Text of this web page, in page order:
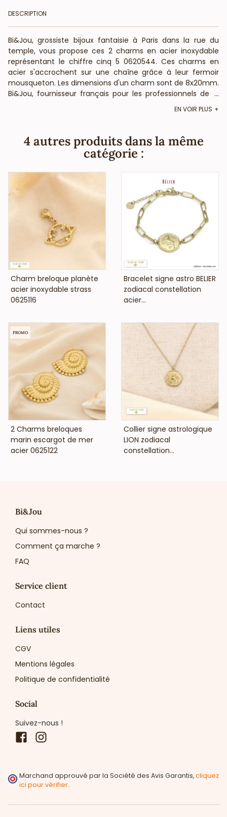
DESCRIPTION
Bi&Jou, grossiste bijoux fantaisie à Paris dans la rue du
temple, vous propose ces 2 charms en acier inoxydable
représentant le chiffre cinq 5 0620544. Ces charms en
acier s'accrochent sur une chaîne grâce à leur fermoir
mousqueton. Les dimensions d'un charm sont de 8x20mm.
Bi&Jou, fournisseur français pour les professionnels de la
ne contient pas de nickel, plomb ni cadmium et est anti-
européennes).
...
EN VOIR PLUS
4 autres produits dans la même
catégorie :
VOIR LE PRIX
Charm breloque planète
acier inoxydable strass
0625116
VOIR LE PRIX
Bracelet signe astro BELIER
zodiacal constellation
acier...
VOIR LE PRIX
2 Charms breloques
marin escargot de mer
acier 0625122
PROMO
VOIR LE PRIX
Collier signe astrologique
LION zodiacal
constellation...
Bi&Jou
Qui sommes-nous ?
Comment ça marche ?
FAQ
Service client
Contact
Liens utiles
CGV
Mentions légales
Politique de confidentialité
Social
Suivez-nous !
Facebook
Marchand approuvé par la Société des Avis Garantis,cliquez
ici pour vérifier.